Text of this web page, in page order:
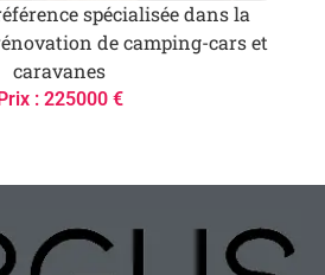
spécialisée dans la
de camping-cars et
caravanes
Prix : 225000 €